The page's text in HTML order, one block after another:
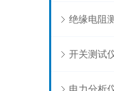
绝缘电阻
开关测试